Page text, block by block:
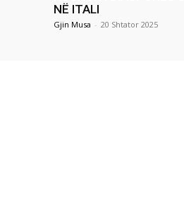
NË ITALI
Gjin Musa - 20 Shtator 2025